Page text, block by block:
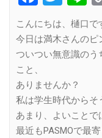
こんにちは、樋口で
今日は満木さんのピ
ついつい無意識のう
こと、
ありませんか？
私は学生時代からそ
あまり、よいことで
最近もPASMOで最